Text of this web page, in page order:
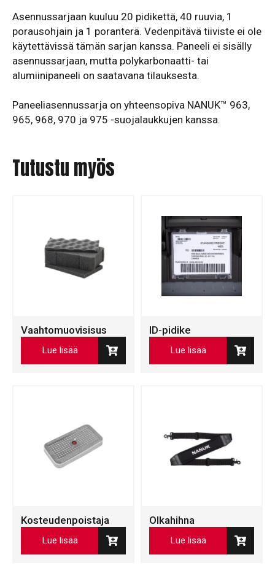
Asennussarjaan kuuluu 20 pidikettä, 40 ruuvia, 1
porausohjain ja 1 poranterä. Vedenpitävä tiiviste ei ole
käytettävissä tämän sarjan kanssa. Paneeli ei sisälly
asennussarjaan, mutta polykarbonaatti- tai
alumiinipaneeli on saatavana tilauksesta.
Paneeliasennussarja on yhteensopiva NANUK™ 963,
965, 968, 970 ja 975 -suojalaukkujen kanssa.
Tutustu myös
Vaahtomuovisisus
Lue lisää
ID-pidike
Lue lisää
Kosteudenpoistaja
Lue lisää
Olkahihna
Lue lisää